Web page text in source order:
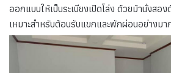
ออกแบบให้เป็นระเบียงเปิดโล่ง ด้วยม้านั่งสอ
เหมาะสำหรับต้อนรับแขกและพักผ่อนอย่างมา